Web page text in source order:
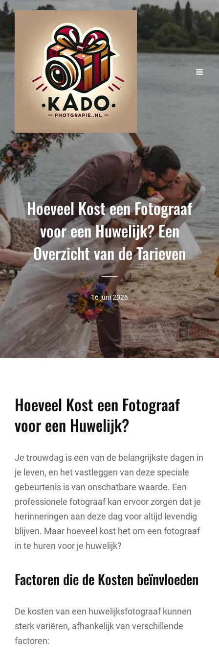
Hoeveel Kost een Fotograaf
voor een Huwelijk? Een
Overzicht van de Tarieven
16 juni 2026
Hoeveel Kost een Fotograaf
voor een Huwelijk?
Je trouwdag is een van de belangrijkste dagen in
je leven, en het vastleggen van deze speciale
gebeurtenis is van onschatbare waarde. Een
professionele fotograaf kan ervoor zorgen dat je
herinneringen aan deze dag voor altijd levendig
blijven. Maar hoeveel kost het om een fotograaf
in te huren voor je huwelijk?
Factoren die de Kosten beïnvloeden
De kosten van een huwelijksfotograaf kunnen
sterk variëren, afhankelijk van verschillende
factoren: